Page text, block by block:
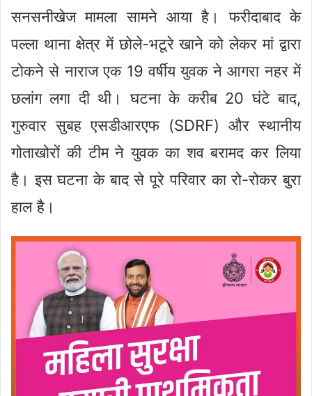
सनसनीखेज मामला सामने आया है। फरीदाबाद के
पल्ला थाना क्षेत्र में छोले-भटूरे खाने को लेकर मां द्वारा
टोकने से नाराज एक 19 वर्षीय युवक ने आगरा नहर में
छलांग लगा दी थी। घटना के करीब 20 घंटे बाद,
गुरुवार सुबह एसडीआरएफ (SDRF) और स्थानीय
गोताखोरों की टीम ने युवक का शव बरामद कर लिया
है। इस घटना के बाद से पूरे परिवार का रो-रोकर बुरा
हाल है।